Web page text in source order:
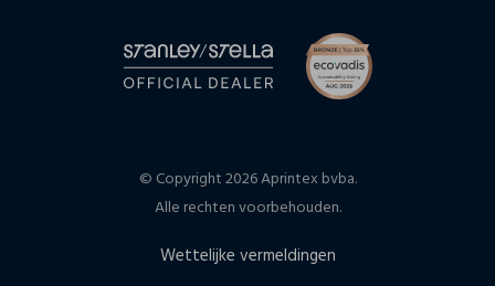
© Copyright 2026 Aprintex bvba.
Alle rechten voorbehouden.
Wettelijke vermeldingen